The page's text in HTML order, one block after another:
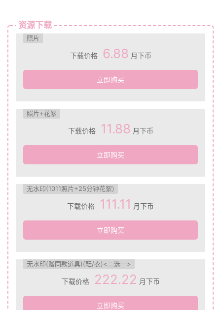
资源下载
照片
下载价格 6.88 月下币
立即购买
照片+花絮
下载价格 11.88 月下币
立即购买
无水印(1011照片+25分钟花絮)
下载价格 111.11 月下币
立即购买
无水印(赠同款道具)(鞋/衣)<二选一>
下载价格 222.22 月下币
立即购买